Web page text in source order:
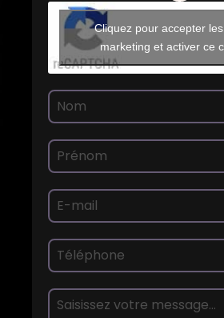
Cliquez pour accepter
marketing et activer ce